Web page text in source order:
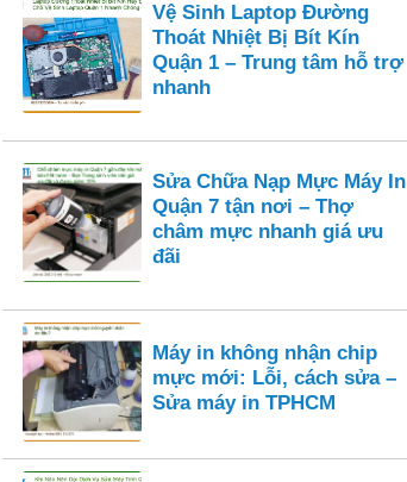
Vệ Sinh Laptop Đường
Thoát Nhiệt Bị Bít Kín
Quận 1 – Trung tâm hỗ trợ
nhanh
Sửa Chữa Nạp Mực Máy In
Quận 7 tận nơi – Thợ
châm mực nhanh giá ưu
đãi
Máy in không nhận chip
mực mới: Lỗi, cách sửa –
Sửa máy in TPHCM